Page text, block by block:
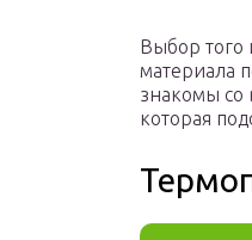
Выбор того
материала
знакомы со
которая